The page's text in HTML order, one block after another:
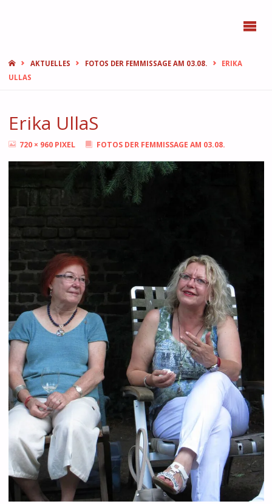
STARTAKTUELLES FOTOS DER FEMMISSAGE AM 03.08.
ERIKA
ULLAS
Erika UllaS
ORIGINALGRÖSSE
720 × 960 PIXEL FOTOS DER FEMMISSAGE AM 03.08.